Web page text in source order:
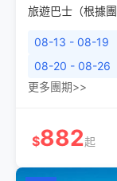
旅遊巴士（根據
08-13 - 08-19
08-20 - 08-26
更多團期>>
$882起